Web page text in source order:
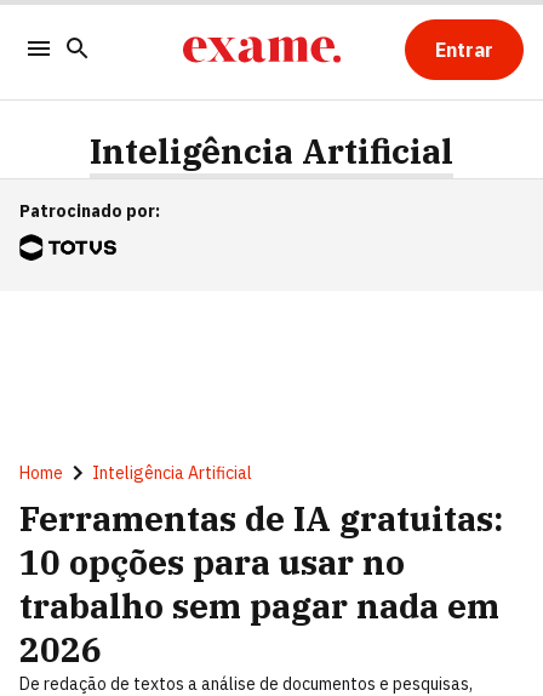
Entrar
Inteligência Artificial
Patrocinado por:
Home Inteligência Artificial
Ferramentas de IA gratuitas:
10 opções para usar no
trabalho sem pagar nada em
2026
De redação de textos a análise de documentos e pesquisas,